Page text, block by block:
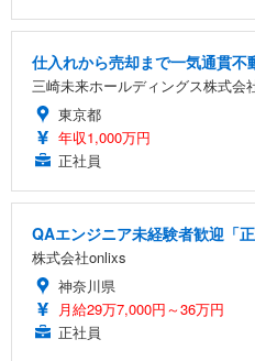
仕入れから売却まで一気通貫
三崎未来ホールディングス株式会
東京都
年収1,000万円
正社員
QAエンジニア未経験者歓迎「
株式会社onlixs
神奈川県
月給29万7,000円～36万円
正社員